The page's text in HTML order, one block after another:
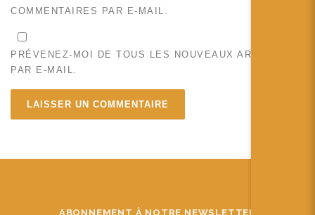
COMMENTAIRES PAR E-MAIL.
PRÉVENEZ-MOI DE TOUS LES NOUVEAUX ARTICLES
PAR E-MAIL.
ABONNEMENT À NOTRE NEWSLETTER